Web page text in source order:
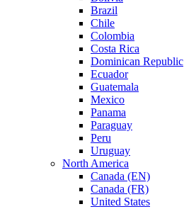
Brazil
Chile
Colombia
Costa Rica
Dominican Republic
Ecuador
Guatemala
Mexico
Panama
Paraguay
Peru
Uruguay
North America
Canada (EN)
Canada (FR)
United States